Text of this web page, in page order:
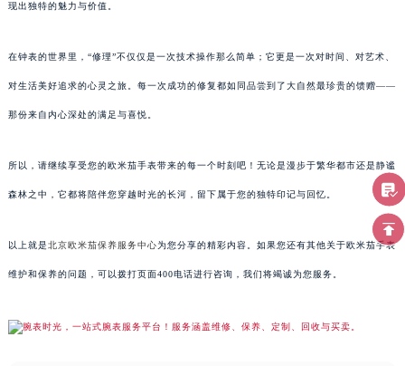
现出独特的魅力与价值。
在钟表的世界里，“修理”不仅仅是一次技术操作那么简单；它更是一次对时间、对艺术、
对生活美好追求的心灵之旅。每一次成功的修复都如同品尝到了大自然最珍贵的馈赠——
那份来自内心深处的满足与喜悦。
所以，请继续享受您的欧米茄手表带来的每一个时刻吧！无论是漫步于繁华都市还是静谧
森林之中，它都将陪伴您穿越时光的长河，留下属于您的独特印记与回忆。
以上就是北京欧米茄保养服务中心为您分享的精彩内容。如果您还有其他关于欧米茄手表
维护和保养的问题，可以拨打页面400电话进行咨询，我们将竭诚为您服务。